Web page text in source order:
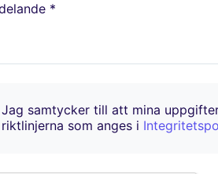
*
Jag samtycker till att mina
riktlinjerna som anges i